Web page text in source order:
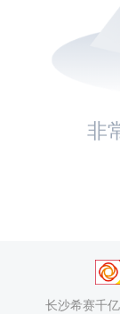
非
长沙希赛千